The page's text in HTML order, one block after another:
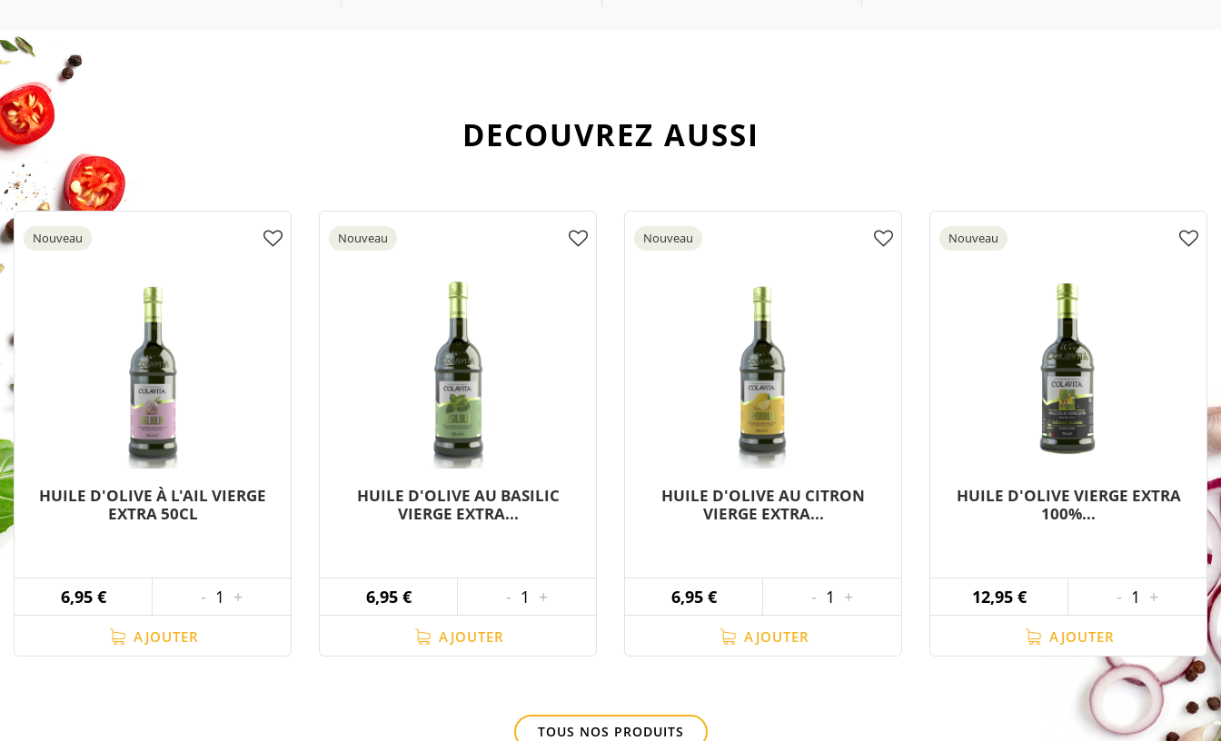
DECOUVREZ AUSSI
Nouveau
HUILE D'OLIVE À L'AIL VIERGE
EXTRA 50CL
6,95 € - 1 +
AJOUTER
Nouveau
HUILE D'OLIVE AU BASILIC
VIERGE EXTRA...
6,95 € - 1 +
AJOUTER
Nouveau
HUILE D'OLIVE AU CITRON
VIERGE EXTRA...
6,95 € - 1 +
AJOUTER
Nouveau
HUILE D'OLIVE VIERGE EXTRA
100%...
12,95 € - 1 +
AJOUTER
TOUS NOS PRODUITS